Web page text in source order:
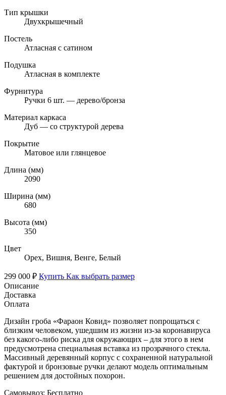
Тип крышки
Двухкрышечный
Постель
Атласная с сатином
Подушка
Атласная в комплекте
Фурнитура
Ручки 6 шт. — дерево/бронза
Материал каркаса
Дуб — со структурой дерева
Покрытие
Матовое или глянцевое
Длина (мм)
2090
Ширина (мм)
680
Высота (мм)
350
Цвет
Орех, Вишня, Венге, Белый
299 000 ₽ Купить Как выбрать размер
Описание
Доставка
Оплата
Дизайн гроба «Фараон Ковид» позволяет попрощаться с
близким человеком, ушедшим из жизни из-за коронавируса
без какого-либо риска для окружающих – для этого в нем
предусмотрена специальная вставка из прозрачного стекла.
Массивный деревянный корпус с сохраненной натуральной
фактурой и бронзовые ручки делают модель оптимальным
решением для достойных похорон.
Самовывоз: Бесплатно